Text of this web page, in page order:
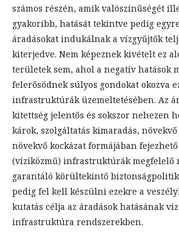
számos részén, amik valószínűségét
gyakoribb, hatását tekintve pedig
áradásokat indukálnak a vízgyűjtők
kiterjedve. Nem képeznek kivételt ez
területek sem, ahol a negatív hatások
felerősödnek súlyos gondokat okozva
infrastruktúrák üzemeltetésében. Az
kitettség jelentős és sokszor nehezen
károk, szolgáltatás kimaradás,
növekvő kockázat formájában
(víziközmű) infrastruktúrák megfelelő
garantáló körültekintő
pedig fel kell készülni ezekre a
kutatás célja az áradások hatásának
infrastruktúra rendszerekben.